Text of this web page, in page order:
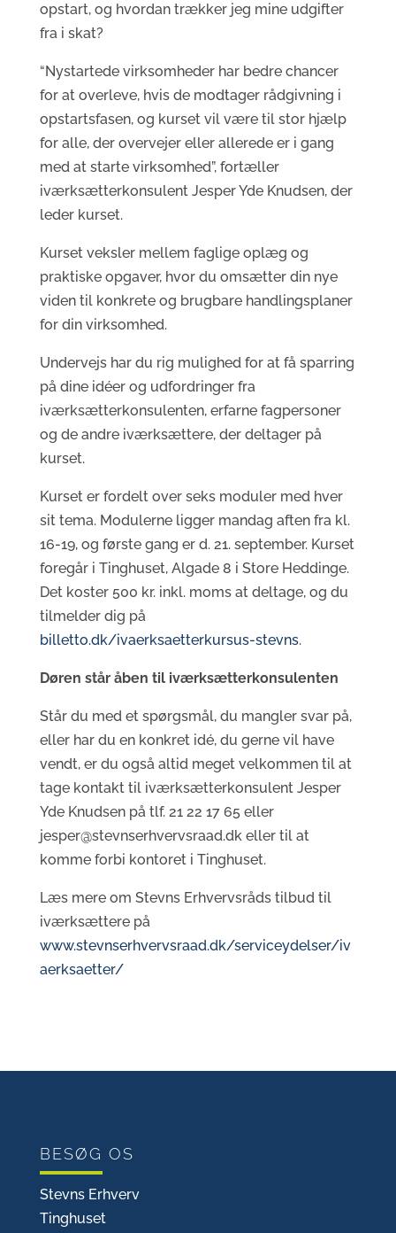
opstart, og hvordan trækker jeg mine udgifter
fra i skat?
“Nystartede virksomheder har bedre chancer
for at overleve, hvis de modtager rådgivning i
opstartsfasen, og kurset vil være til stor hjælp
for alle, der overvejer eller allerede er i gang
med at starte virksomhed”, fortæller
iværksætterkonsulent Jesper Yde Knudsen, der
leder kurset.
Kurset veksler mellem faglige oplæg og
praktiske opgaver, hvor du omsætter din nye
viden til konkrete og brugbare handlingsplaner
for din virksomhed.
Undervejs har du rig mulighed for at få sparring
på dine idéer og udfordringer fra
iværksætterkonsulenten, erfarne fagpersoner
og de andre iværksættere, der deltager på
kurset.
Kurset er fordelt over seks moduler med hver
sit tema. Modulerne ligger mandag aften fra kl.
16-19, og første gang er d. 21. september. Kurset
foregår i Tinghuset, Algade 8 i Store Heddinge.
Det koster 500 kr. inkl. moms at deltage, og du
tilmelder dig på
billetto.dk/ivaerksaetterkursus-stevns.
Døren står åben til iværksætterkonsulenten
Står du med et spørgsmål, du mangler svar på,
eller har du en konkret idé, du gerne vil have
vendt, er du også altid meget velkommen til at
tage kontakt til iværksætterkonsulent Jesper
Yde Knudsen på tlf. 21 22 17 65 eller
jesper@stevnserhvervsraad.dk eller til at
komme forbi kontoret i Tinghuset.
Læs mere om Stevns Erhvervsråds tilbud til
iværksættere på
www.stevnserhvervsraad.dk/serviceydelser/iv
aerksaetter/
BESØG OS
Stevns Erhverv
Tinghuset